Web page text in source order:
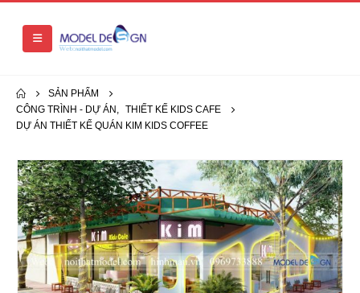
SẢN PHẨM
CÔNG TRÌNH - DỰ ÁN , THIẾT KẾ KIDS CAFE
DỰ ÁN THIẾT KẾ QUÁN KIM KIDS COFFEE